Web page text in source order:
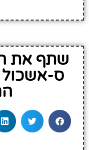
שתף את
ס-אשכול